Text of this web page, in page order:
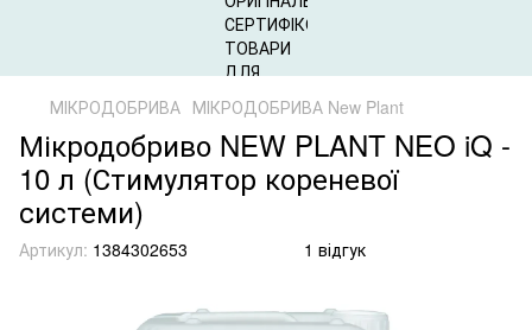
МІКРОДОБРИВА МІКРОДОБРИВА New Plant
Мікродобриво NEW PLANT NEO iQ -
10 л (Стимулятор кореневої
системи)
Артикул: 1384302653 1 відгук